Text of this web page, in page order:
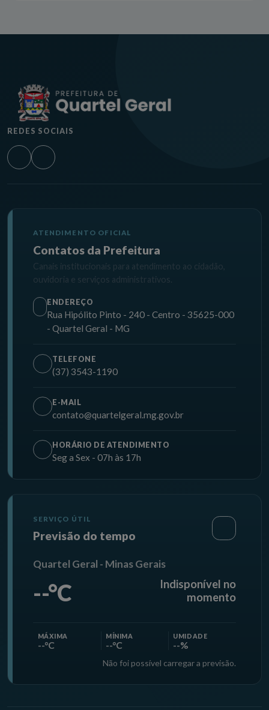
REDES SOCIAIS
ATENDIMENTO OFICIAL
Contatos da Prefeitura
Canais institucionais para atendimento ao cidadão,
ouvidoria e serviços administrativos.
ENDEREÇO
Rua Hipólito Pinto - 240 - Centro - 35625-000
- Quartel Geral - MG
TELEFONE
(37) 3543-1190
E-MAIL
contato@quartelgeral.mg.gov.br
HORÁRIO DE ATENDIMENTO
Seg a Sex - 07h às 17h
SERVIÇO ÚTIL
Previsão do tempo
Quartel Geral - Minas Gerais
--°C
Indisponível no
momento
MÁXIMA
--°C
MÍNIMA
--°C
UMIDADE
--%
Não foi possível carregar a previsão.